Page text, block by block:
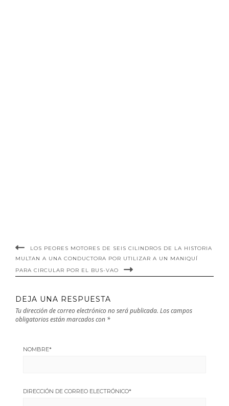
LOS PEORES MOTORES DE SEIS CILINDROS DE LA HISTORIA
MULTAN A UNA CONDUCTORA POR UTILIZAR A UN MANIQUÍ
PARA CIRCULAR POR EL BUS-VAO
DEJA UNA RESPUESTA
Tu dirección de correo electrónico no será publicada. Los campos
obligatorios están marcados con *
NOMBRE*
DIRECCIÓN DE CORREO ELECTRÓNICO*